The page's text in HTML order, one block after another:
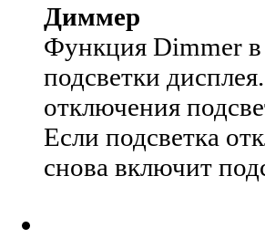
Диммер
Функция Dimmer в
подсветки
отключения
Если подсветка
снова включит